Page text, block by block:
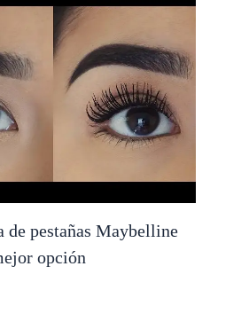
de pestañas Maybelline
opción